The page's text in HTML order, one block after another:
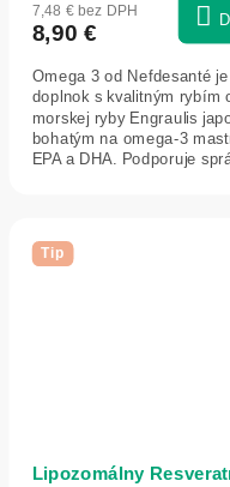
7,48 € bez DPH
8,90 €
Omega 3 od Nefdesanté
doplnok s kvalitným rybím
morskej ryby Engraulis
bohatým na omega-3
EPA a DHA. Podporuje
Tip
Lipozomálny